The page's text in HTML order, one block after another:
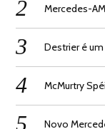
Mercedes-
Destrier é
McMurtry
Novo